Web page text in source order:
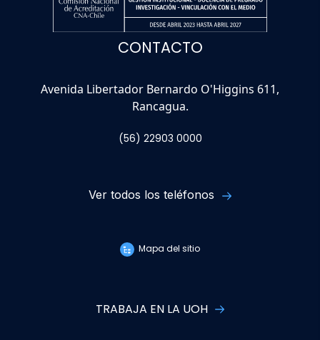
CONTACTO
Avenida Libertador Bernardo O'Higgins 611,
Rancagua.
(56) 22903 0000
Ver todos los teléfonos
Mapa del sitio
TRABAJA EN LA UOH